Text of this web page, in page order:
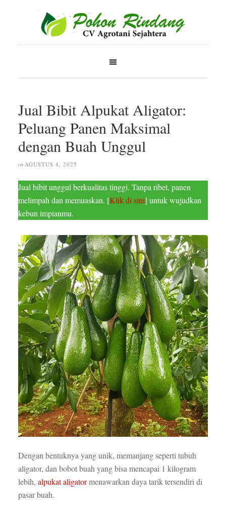
Jual Bibit Alpukat Aligator:
Peluang Panen Maksimal
dengan Buah Unggul
on AGUSTUS 4, 2025
Jual bibit unggul berkualitas tinggi. Tanpa ribet, panen
melimpah dan memuaskan. [Klik di sini] untuk wujudkan
kebun impianmu.
Dengan bentuknya yang unik, memanjang seperti tubuh
aligator, dan bobot buah yang bisa mencapai 1 kilogram
lebih, alpukat aligatormenawarkan daya tarik tersendiri di
pasar buah.